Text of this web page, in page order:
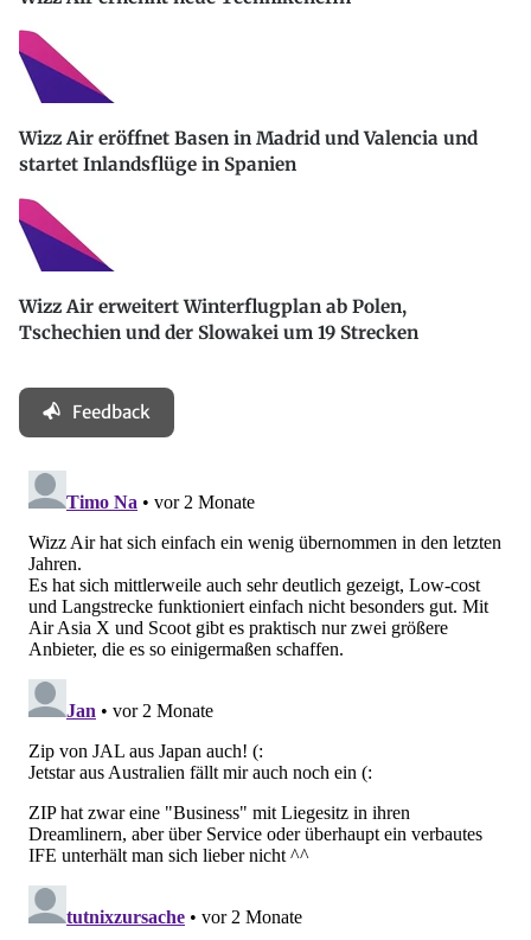
Wizz Air eröffnet Basen in Madrid und Valencia und
startet Inlandsflüge in Spanien
Wizz Air erweitert Winterflugplan ab Polen,
Tschechien und der Slowakei um 19 Strecken
Feedback